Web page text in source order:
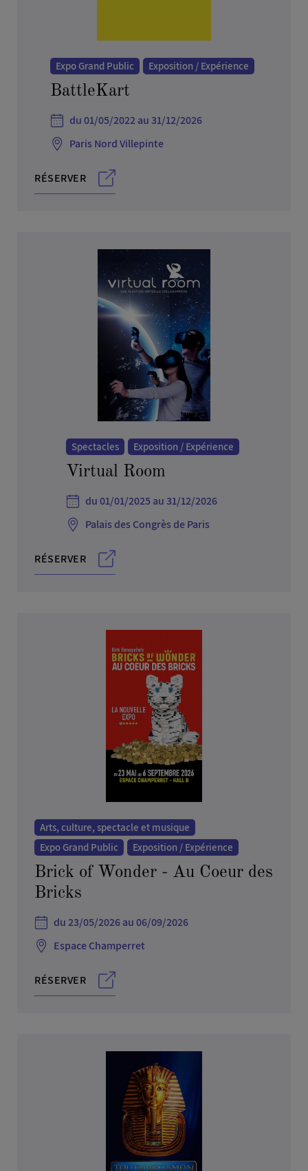
Banque, finance, juridique et audit
Batiment et travaux publics
Collectivités et institutionnels
Commerce et distribution
Défense, militaire, aéronaval & aviation
Environnement
Hygiène, beauté et coiffure
Industrie, recherche et sciences
Informatique, télécom et multimédia
Professions Libérales
Santé, médecine et biotechnologies
Tourisme, sports et loisirs
Transport et logistique
Vie sociale
Expo Grand Public Exposition / Expérience
BattleKart
du 01/05/2022 au 31/12/2026
Paris Nord Villepinte
RÉSERVER
Spectacles Exposition / Expérience
Virtual Room
du 01/01/2025 au 31/12/2026
Palais des Congrès de Paris
RÉSERVER
Arts, culture, spectacle et musique
Expo Grand Public
Exposition / Expérience
Brick of Wonder - Au Coeur des
Bricks
du 23/05/2026 au 06/09/2026
Espace Champerret
RÉSERVER